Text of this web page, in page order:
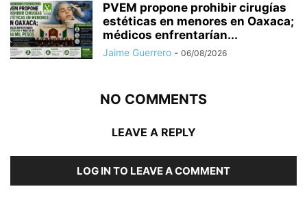
PVEM propone prohibir cirugías
estéticas en menores en Oaxaca;
médicos enfrentarían...
Jaime Guerrero - 06/08/2026
NO COMMENTS
LEAVE A REPLY
LOG IN TO LEAVE A COMMENT